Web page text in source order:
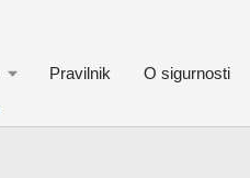
Pravilnik O sigurnosti